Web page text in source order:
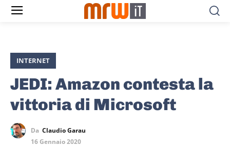
INTERNET
JEDI: Amazon contesta la
vittoria di Microsoft
Da Claudio Garau
16 Gennaio 2020